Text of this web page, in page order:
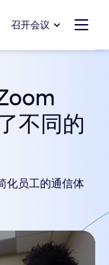
召开会议
不同的
化员工的通信体